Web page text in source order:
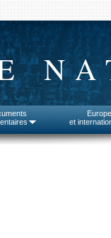
Europe
et